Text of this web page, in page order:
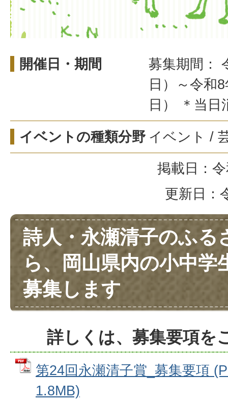
開催日・期間
募集期間：
日）～令和
日） ＊当日
イベントの種類分野 イベント /
掲載日：
更新日：
詩人・永瀬清子のふる
ら、岡山県内の小中学
募集します
詳しくは、募集要項を
第24回永瀬清子賞_募集要項
1.8MB)